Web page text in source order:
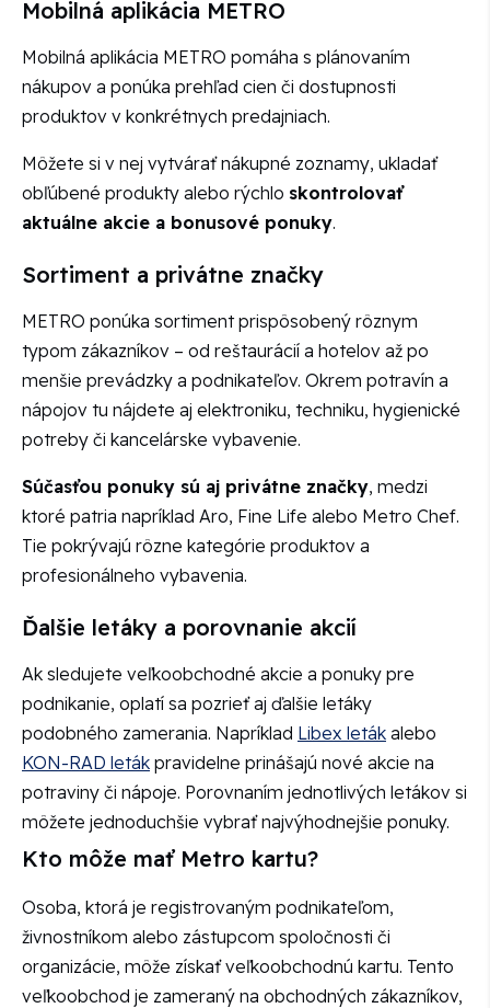
Mobilná aplikácia METRO
Mobilná aplikácia METRO pomáha s plánovaním
nákupov a ponúka prehľad cien či dostupnosti
produktov v konkrétnych predajniach.
Môžete si v nej vytvárať nákupné zoznamy, ukladať
obľúbené produkty alebo rýchlo skontrolovať
aktuálne akcie a bonusové ponuky.
Sortiment a privátne značky
METRO ponúka sortiment prispôsobený rôznym
typom zákazníkov – od reštaurácií a hotelov až po
menšie prevádzky a podnikateľov. Okrem potravín a
nápojov tu nájdete aj elektroniku, techniku, hygienické
potreby či kancelárske vybavenie.
Súčasťou ponuky sú aj privátne značky, medzi
ktoré patria napríklad Aro, Fine Life alebo Metro Chef.
Tie pokrývajú rôzne kategórie produktov a
profesionálneho vybavenia.
Ďalšie letáky a porovnanie akcií
Ak sledujete veľkoobchodné akcie a ponuky pre
podnikanie, oplatí sa pozrieť aj ďalšie letáky
podobného zamerania. Napríklad Libex leták alebo
KON-RAD leták pravidelne prinášajú nové akcie na
potraviny či nápoje. Porovnaním jednotlivých letákov si
môžete jednoduchšie vybrať najvýhodnejšie ponuky.
Kto môže mať Metro kartu?
Osoba, ktorá je registrovaným podnikateľom,
živnostníkom alebo zástupcom spoločnosti či
organizácie, môže získať veľkoobchodnú kartu. Tento
veľkoobchod je zameraný na obchodných zákazníkov,